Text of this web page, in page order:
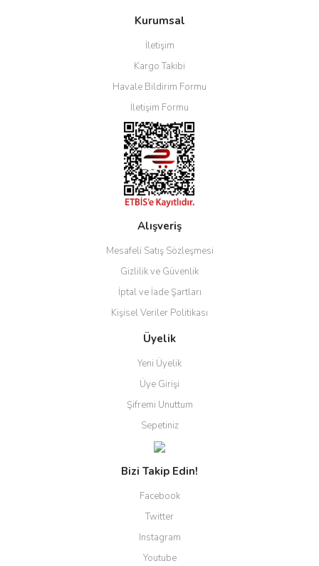
Kurumsal
İletişim
Kargo Takibi
Havale Bildirim Formu
İletişim Formu
Alışveriş
Mesafeli Satış Sözleşmesi
Gizlilik ve Güvenlik
İptal ve İade Şartları
Kişisel Veriler Politikası
Üyelik
Yeni Üyelik
Üye Girişi
Şifremi Unuttum
Sepetiniz
Bizi Takip Edin!
Facebook
Twitter
Instagram
Youtube